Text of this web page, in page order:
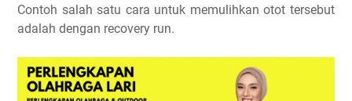
Contoh salah satu cara untuk memulihkan otot tersebut
adalah dengan recovery run.